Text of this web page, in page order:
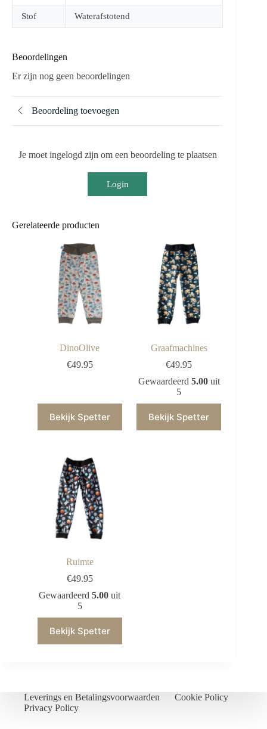
Stof Waterafstotend
Beoordelingen
Er zijn nog geen beoordelingen
Beoordeling toevoegen
Je moet ingelogd zijn om een beoordeling te plaatsen
Login
Gerelateerde producten
DinoOlive
€49.95
Bekijk Spetter
Graafmachines
€49.95
Gewaardeerd 5.00uit
5
Bekijk Spetter
Ruimte
€49.95
Gewaardeerd5.00 uit
5
Bekijk Spetter
Leverings en Betalingsvoorwaarden
Cookie Policy
Privacy Policy